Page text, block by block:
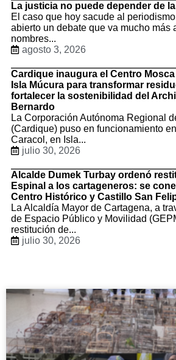
La justicia no puede depender de
El caso que hoy sacude al
abierto un debate que va mucho más
nombres...
agosto 3, 2026
Cardique inaugura el Centro
Isla Múcura para transformar
fortalecer la sostenibilidad del
Bernardo
La Corporación Autónoma Regional
(Cardique) puso en funcionamiento
Caracol, en Isla...
julio 30, 2026
Alcalde Dumek Turbay ordenó
Espinal a los cartageneros: se
Centro Histórico y Castillo San
La Alcaldía Mayor de Cartagena, a
de Espacio Público y Movilidad
restitución de...
julio 30, 2026